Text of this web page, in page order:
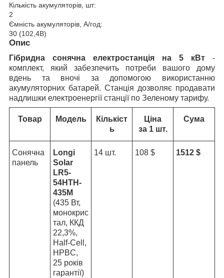
Кількість акумуляторів, шт:
2
Ємність акумуляторів, А/год:
30 (102,4В)
Опис
Гібридна сонячна електростанція на 5 кВт -
комплект, який забезпечить потреби вашого дому
вдень та вночі за допомогою використанню
акумуляторних батарей. Станція дозволяє продавати
надлишки електроенергії станції по Зеленому тарифу.
Товар Модель
Кількіст
ь
Ціна
за 1 шт.
Сума
Сонячна
панель
Longi
Solar
LR5-
54HTH-
435M
(435 Вт,
монокрис
тал, ККД
22,3%,
Half-Cell,
HPBC,
25 років
гарантії)
14 шт. 108 $ 1512 $